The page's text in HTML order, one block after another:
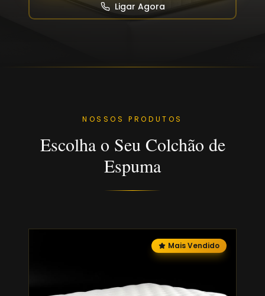
Ligar Agora
NOSSOS PRODUTOS
Escolha o Seu Colchão de
Espuma
Mais Vendido